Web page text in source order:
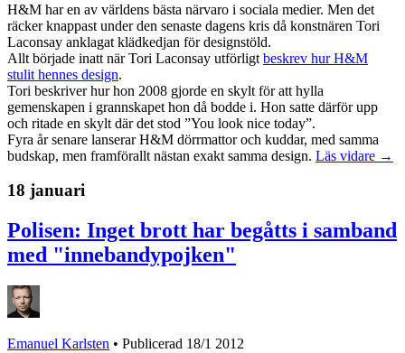
H&M har en av världens bästa närvaro i sociala medier. Men det
räcker knappast under den senaste dagens kris då konstnären Tori
Laconsay anklagat klädkedjan för designstöld.
Allt började inatt när Tori Laconsay utförligt beskrev hur H&M
stulit hennes design.
Tori beskriver hur hon 2008 gjorde en skylt för att hylla
gemenskapen i grannskapet hon då bodde i. Hon satte därför upp
och ritade en skylt där det stod ”You look nice today”.
Fyra år senare lanserar H&M dörrmattor och kuddar, med samma
budskap, men framförallt nästan exakt samma design. Läs vidare →
18 januari
Polisen: Inget brott har begåtts i samband
med "innebandypojken"
Emanuel Karlsten • Publicerad 18/1 2012